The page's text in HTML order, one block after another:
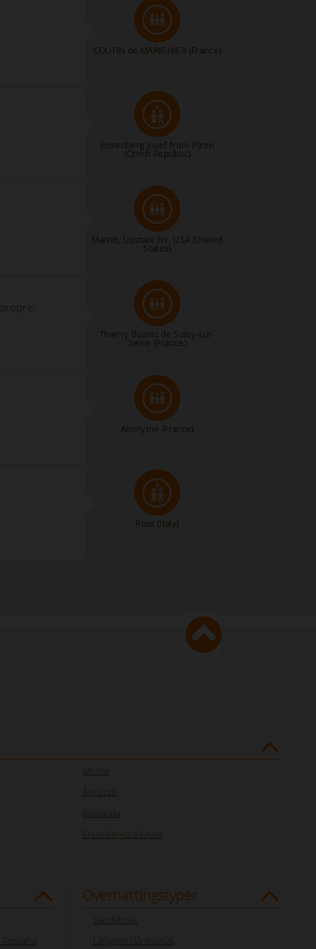
COUTIN de MARIGNIER (France)
Rosenberg Josef from Plzen
(Czech Republic)
Martin, Upstate NY, USA (United
States)
Thierry Buanic de Soisy-sur-
Seine (France)
Anonyme (France)
Ross (Italy)
Molise
Abruzzo
Basilicata
Friuli Venezia Giulia
Overnattingstyper
Gårdsbruk
Leilighet Gårdsbruk